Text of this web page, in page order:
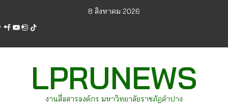
content
8 สิงหาคม 2026
facebook
youtube
instagram
tiktok
LPRUNEWS
งานสื่อสารองค์กร มหาวิทยาลัยราชภัฏลำปาง